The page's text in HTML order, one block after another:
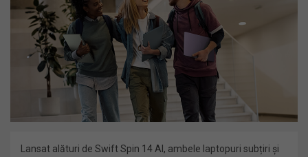
Lansat alături de Swift Spin 14 AI, ambele laptopuri subțiri și